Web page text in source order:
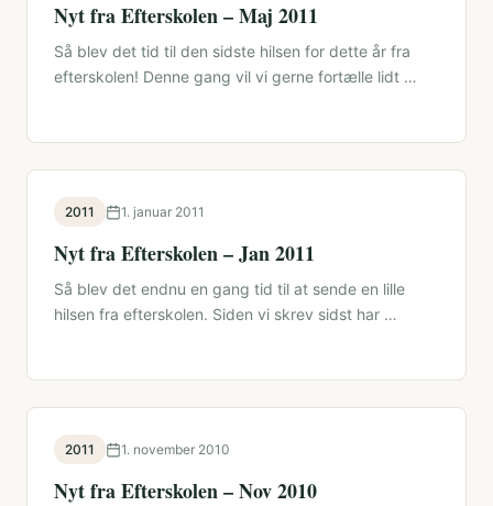
Nyt fra Efterskolen – Maj 2011
Så blev det tid til den sidste hilsen for dette år fra
efterskolen! Denne gang vil vi gerne fortælle lidt …
2011 1. januar 2011
Nyt fra Efterskolen – Jan 2011
Så blev det endnu en gang tid til at sende en lille
hilsen fra efterskolen. Siden vi skrev sidst har …
2011 1. november 2010
Nyt fra Efterskolen – Nov 2010